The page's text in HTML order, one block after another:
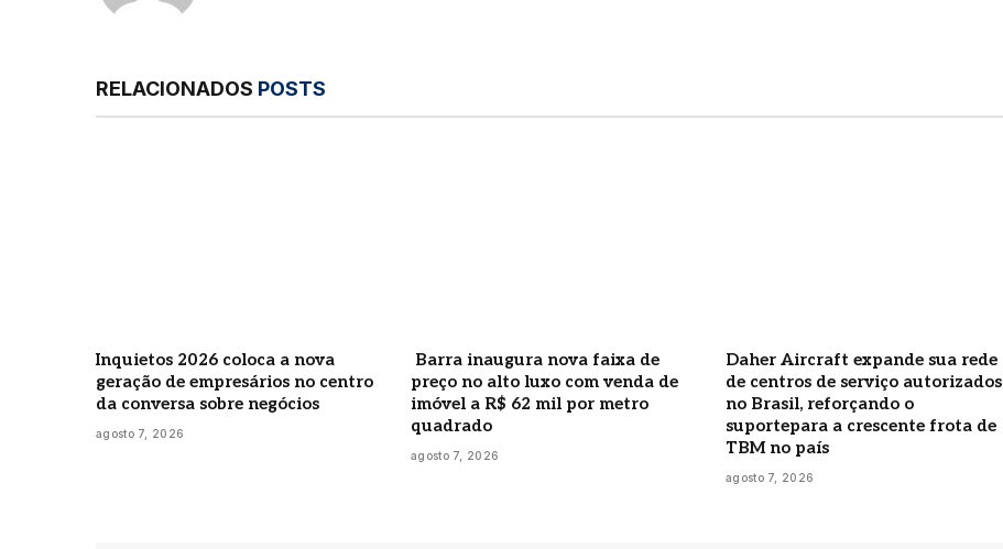
RELACIONADOS POSTS
Inquietos 2026 coloca a nova
geração de empresários no centro
da conversa sobre negócios
agosto 7, 2026
Barra inaugura nova faixa de
preço no alto luxo com venda de
imóvel a R$ 62 mil por metro
quadrado
agosto 7, 2026
Daher Aircraft expande sua rede
de centros de serviço autorizados
no Brasil, reforçando o
suportepara a crescente frota de
TBM no país
agosto 7, 2026